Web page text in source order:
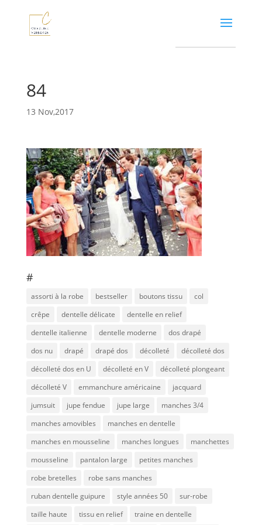
84
13 Nov,2017
#
assorti à la robe bestseller boutons tissu
col
crêpe
dentelle délicate
dentelle en relief
dentelle italienne
dentelle moderne
dos drapé
dos nu
drapé drapé dos décolleté
décolleté dos
décolleté dos en U
décolleté en V
décolleté plongeant
décolleté V
emmanchure américaine
jacquard
jumsuit
jupe fendue jupe large
manches 3/4
manches amovibles
manches en dentelle
manches en mousseline
manches longues
manchettes
mousseline
pantalon large
petites manches
robe bretelles
robe sans manches
ruban dentelle guipure
style années 50
sur-robe
taille haute
tissu en relief traine en dentelle